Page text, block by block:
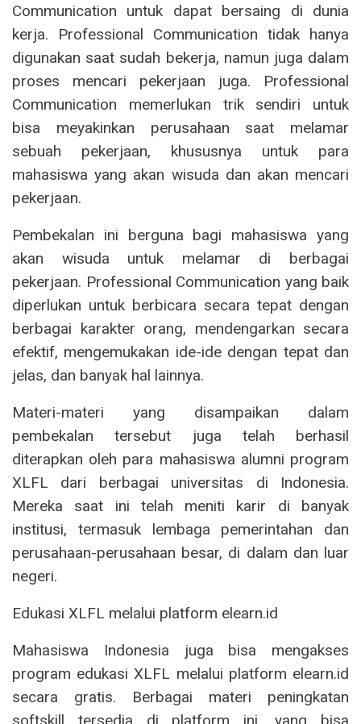
Communication untuk dapat bersaing di dunia
kerja. Professional Communication tidak hanya
digunakan saat sudah bekerja, namun juga dalam
proses mencari pekerjaan juga. Professional
Communication memerlukan trik sendiri untuk
bisa meyakinkan perusahaan saat melamar
sebuah pekerjaan, khususnya untuk para
mahasiswa yang akan wisuda dan akan mencari
pekerjaan.
Pembekalan ini berguna bagi mahasiswa yang
akan wisuda untuk melamar di berbagai
pekerjaan. Professional Communication yang baik
diperlukan untuk berbicara secara tepat dengan
berbagai karakter orang, mendengarkan secara
efektif, mengemukakan ide-ide dengan tepat dan
jelas, dan banyak hal lainnya.
Materi-materi yang disampaikan dalam
pembekalan tersebut juga telah berhasil
diterapkan oleh para mahasiswa alumni program
XLFL dari berbagai universitas di Indonesia.
Mereka saat ini telah meniti karir di banyak
institusi, termasuk lembaga pemerintahan dan
perusahaan-perusahaan besar, di dalam dan luar
negeri.
Edukasi XLFL melalui platform elearn.id
Mahasiswa Indonesia juga bisa mengakses
program edukasi XLFL melalui platform elearn.id
secara gratis. Berbagai materi peningkatan
softskill tersedia di platform ini, yang bisa